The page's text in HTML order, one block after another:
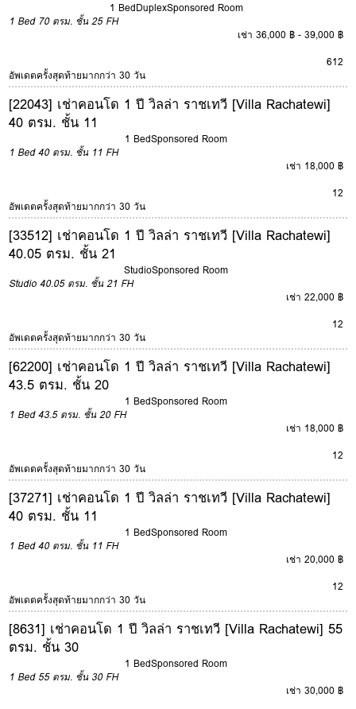
1 BedDuplexSponsored Room
1 Bed 70 ตรม. ชั้น 25 FH
เช่า 36,000 ฿ - 39,000 ฿
612
อัพเดตครั้งสุดท้ายมากกว่า 30 วัน
[22043] เช่าคอนโด 1 ปี วิลล่า ราชเทวี [Villa Rachatewi]
40 ตรม. ชั้น 11
1 BedSponsored Room
1 Bed 40 ตรม. ชั้น 11 FH
เช่า 18,000 ฿
12
อัพเดตครั้งสุดท้ายมากกว่า 30 วัน
[33512] เช่าคอนโด 1 ปี วิลล่า ราชเทวี [Villa Rachatewi]
40.05 ตรม. ชั้น 21
StudioSponsored Room
Studio 40.05 ตรม. ชั้น 21 FH
เช่า 22,000 ฿
12
อัพเดตครั้งสุดท้ายมากกว่า 30 วัน
[62200] เช่าคอนโด 1 ปี วิลล่า ราชเทวี [Villa Rachatewi]
43.5 ตรม. ชั้น 20
1 BedSponsored Room
1 Bed 43.5 ตรม. ชั้น 20 FH
เช่า 18,000 ฿
12
อัพเดตครั้งสุดท้ายมากกว่า 30 วัน
[37271] เช่าคอนโด 1 ปี วิลล่า ราชเทวี [Villa Rachatewi]
40 ตรม. ชั้น 11
1 BedSponsored Room
1 Bed 40 ตรม. ชั้น 11 FH
เช่า 20,000 ฿
12
อัพเดตครั้งสุดท้ายมากกว่า 30 วัน
[8631] เช่าคอนโด 1 ปี วิลล่า ราชเทวี [Villa Rachatewi] 55
ตรม. ชั้น 30
1 BedSponsored Room
1 Bed 55 ตรม. ชั้น 30 FH
เช่า 30,000 ฿